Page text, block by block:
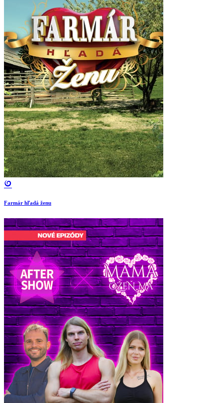
Farmár hľadá ženu